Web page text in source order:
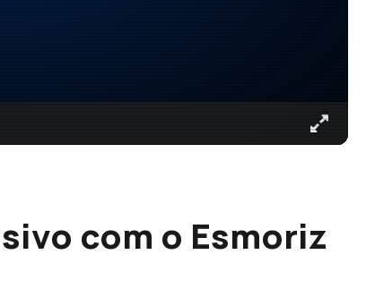
com o Esmoriz